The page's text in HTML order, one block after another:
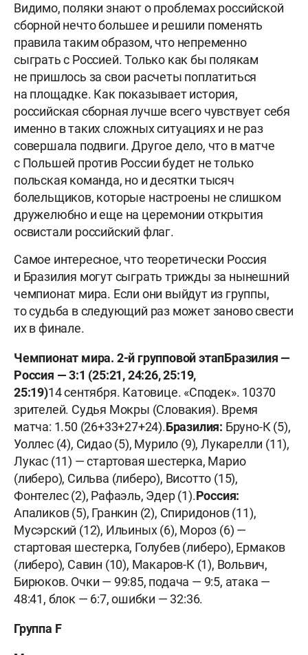
Видимо, поляки знают о проблемах российской
сборной нечто большее и решили поменять
правила таким образом, что непременно
сыграть с Россией. Только как бы полякам
не пришлось за свои расчеты поплатиться
на площадке. Как показывает история,
российская сборная лучше всего чувствует себя
именно в таких сложных ситуациях и не раз
совершала подвиги. Другое дело, что в матче
с Польшей против России будет не только
польская команда, но и десятки тысяч
болельщиков, которые настроены не слишком
дружелюбно и еще на церемонии открытия
освистали российский флаг.
Самое интересное, что теоретически Россия
и Бразилия могут сыграть трижды за нынешний
чемпионат мира. Если они выйдут из группы,
то судьба в следующий раз может заново свести
их в финале.
Чемпионат мира. 2-й групповой этапБразилия —
Россия — 3:1 (25:21, 24:26, 25:19,
25:19)14 сентября. Катовице. «Сподек». 10370
зрителей. Судья Мокры (Словакия). Время
матча: 1.50 (26+33+27+24).Бразилия: Бруно-К (5),
Уоллес (4), Сидао (5), Мурило (9), Лукарелли (11),
Лукас (11) — стартовая шестерка, Марио
(либеро), Сильва (либеро), Висотто (15),
Фонтелес (2), Рафаэль, Эдер (1).Россия:
Апаликов (5), Гранкин (2), Спиридонов (11),
Мусэрский (12), Ильиных (6), Мороз (6) —
стартовая шестерка, Голубев (либеро), Ермаков
(либеро), Савин (10), Макаров-К (1), Вольвич,
Бирюков. Очки — 99:85, подача — 9:5, атака —
48:41, блок — 6:7, ошибки — 32:36.
Группа F